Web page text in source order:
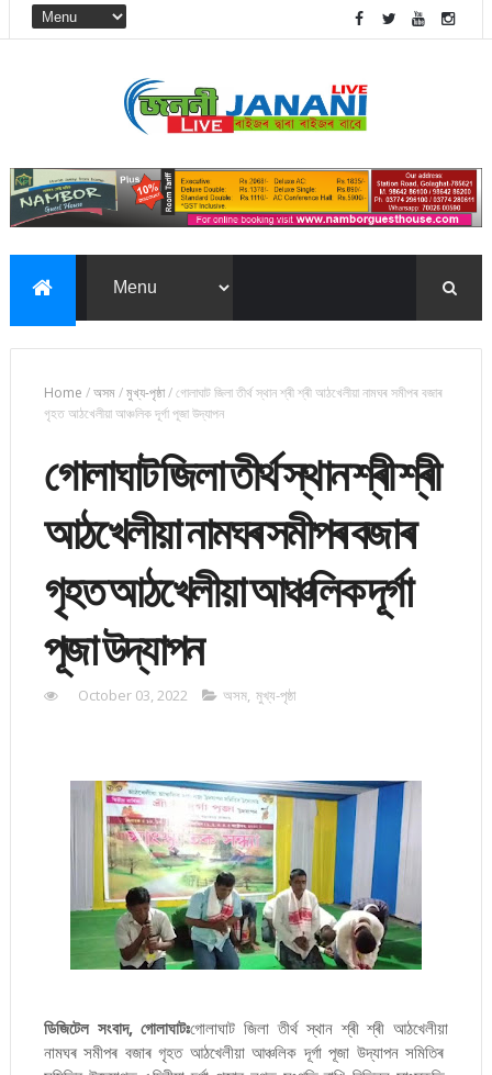
Home /অসম/মুখ্য-পৃষ্ঠা/গোলাঘাট জিলা তীৰ্থ স্থান শ্ৰী শ্ৰী আঠখেলীয়া নামঘৰ সমীপৰ বজাৰ
গৃহত আঠখেলীয়া আঞ্চলিক দূৰ্গা পূজা উদ্‌যাপন
গোলাঘাট জিলা তীৰ্থ স্থান শ্ৰী শ্ৰী
আঠখেলীয়া নামঘৰ সমীপৰ বজাৰ
গৃহত আঠখেলীয়া আঞ্চলিক দূৰ্গা
পূজা উদ্‌যাপন
October 03, 2022 অসম, মুখ্য-পৃষ্ঠা
ডিজিটেল সংবাদ, গোলাঘাটঃগোলাঘাট জিলা তীৰ্থ স্থান শ্ৰী শ্ৰী আঠখেলীয়া
নামঘৰ সমীপৰ বজাৰ গৃহত আঠখেলীয়া আঞ্চলিক দূৰ্গা পূজা উদ্‌যাপন সমিতিৰ